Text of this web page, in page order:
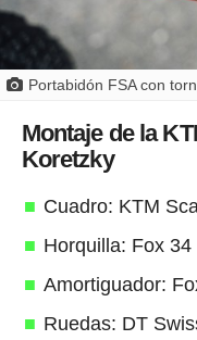
Portabidón FSA con
Montaje de la
Koretzky
Cuadro: KTM
Horquilla: Fox
Amortiguador:
Ruedas: DT